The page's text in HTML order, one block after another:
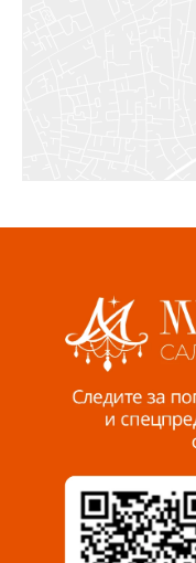
Пенза, ул.
Миасс, ул.
8 922 500 30 39
Сызрань, ул.